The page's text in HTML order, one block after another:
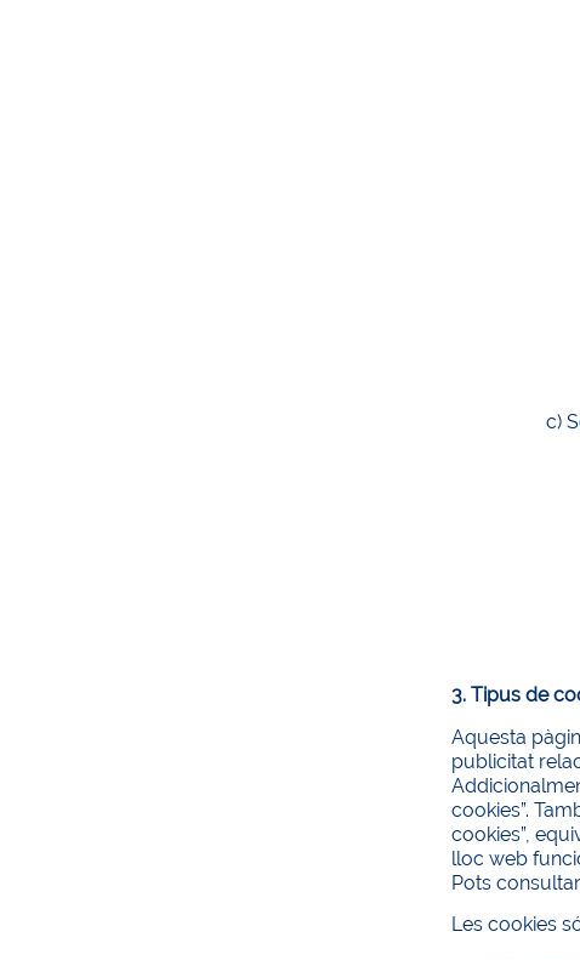
c)
3. Tipus de
Aquesta
publicitat
cookies”.
cookies”,
lloc web
Pots
Les cookies